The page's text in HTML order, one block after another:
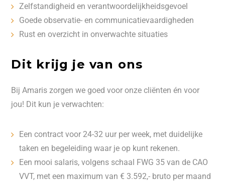
Zelfstandigheid en verantwoordelijkheidsgevoel
Goede observatie- en communicatievaardigheden
Rust en overzicht in onverwachte situaties
Dit krijg je van ons
Bij Amaris zorgen we goed voor onze cliënten én voor
jou! Dit kun je verwachten:
Een contract voor 24-32 uur per week, met duidelijke
taken en begeleiding waar je op kunt rekenen.
Een mooi salaris, volgens schaal FWG 35 van de CAO
VVT, met een maximum van € 3.592,- bruto per maand